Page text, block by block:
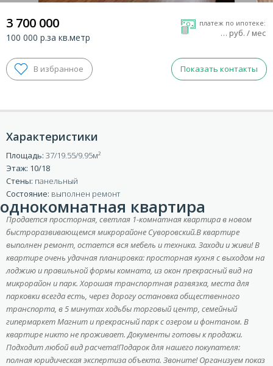
ВХОД ДЛЯ КЛИЕНТОВ
3 700 000
100 000 р.за кв.метр
платеж по ипотеке:
… руб. / мес
Показать контакты
Характеристики
Площадь: 37/19.55/9.95
Этаж: 10/18
Стены: панельный
Состояние: выполнен ремонт
однокомнатная квартира
Продается просторная, светлая 1-комнатная квартира в новом
быстроразвивающемся микрорайоне Суворовский.В квартире
выполнен ремонт, остается вся мебель и техника. Заходи и живи! В
квартире очень удачная планировка: просторная кухня с выходом на
лоджию и правильной формы комната, из окон прекрасный вид на
микрорайон и парк. Хорошая транспортная развязка, места для
парковки всегда есть, через дорогу остановка общественного
транспорта, в 5 минутах ходьбы торговый центр, семейный
гипермаркет Магнит и прекрасный парк с озером и фонтаном. В
квартире никто не проживает. Документы готовы к продажи.
Подходит любой вид расчета!Подарок для нашего покупателя:
полная юридическая экспертиза объекта. Звоните! Организуем показ